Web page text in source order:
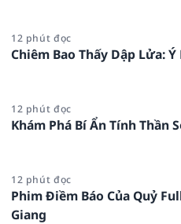
12 phút đọc
Chiêm Bao Thấy Dập Lửa:
12 phút đọc
Khám Phá Bí Ẩn Tính Thần
12 phút đọc
Phim Điềm Báo Của Quỷ
Giang